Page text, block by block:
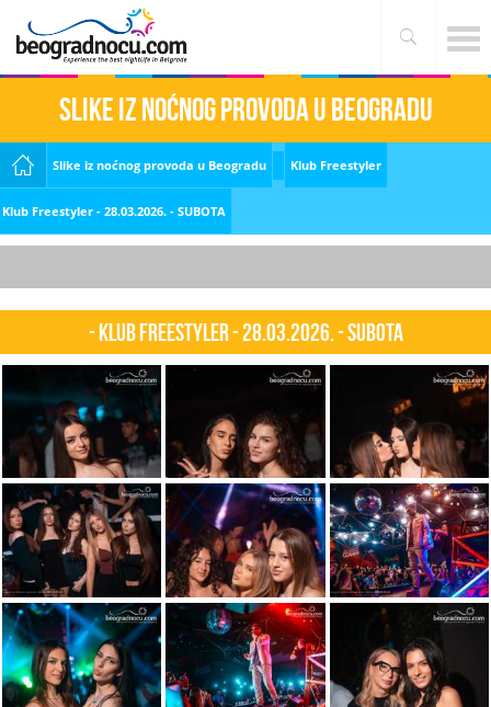
Slike iz noćnog provoda u Beogradu
Slike iz noćnog provoda u Beogradu Klub Freestyler
Klub Freestyler - 28.03.2026. - SUBOTA
- Klub Freestyler - 28.03.2026. - SUBOTA